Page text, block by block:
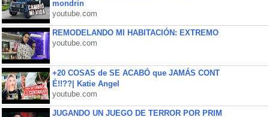
mondrin
youtube.com
REMODELANDO MI HABITACIÓN: EXTREMO
youtube.com
+20 COSAS de SE ACABÓ que JAMÁS CONT
É!!??| Katie Angel
youtube.com
JUGANDO UN JUEGO DE TERROR POR PRIM